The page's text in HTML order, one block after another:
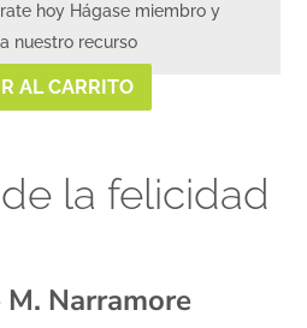
hoy Hágase miembro y
nuestro recurso
AL CARRITO
la felicidad
Narramore